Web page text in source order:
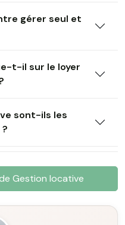
gérer seul et
t-il sur le loyer
sont-ils les
Gestion locative